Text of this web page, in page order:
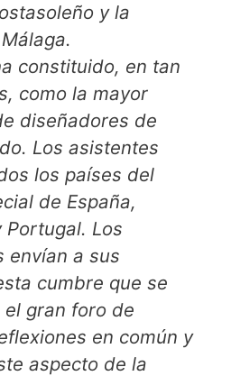
y la
constituido, en tan
como la mayor
diseñadores de
Los asistentes
los países del
de España,
Portugal. Los
envían a sus
cumbre que se
gran foro de
en común y
de la